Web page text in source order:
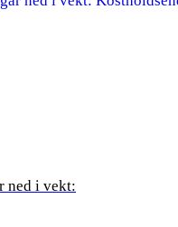
ned i vekt: